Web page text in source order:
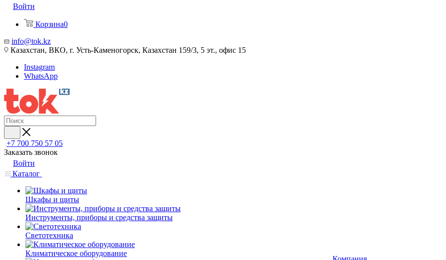
Войти
Корзина0
info@tok.kz
Казахстан, ВКО, г. Усть-Каменогорск, Казахстан 159/3, 5 эт., офис 15
Instagram
WhatsApp
+7 700 750 57 05
Заказать звонок
Войти
Каталог
Шкафы и щиты
Инструменты, приборы и средства защиты
Светотехника
Климатическое оборудование